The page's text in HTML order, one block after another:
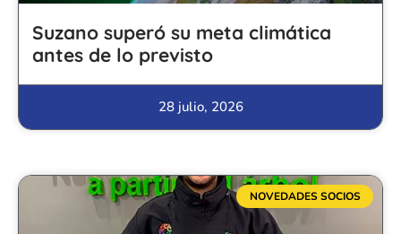
Suzano superó su meta climática
antes de lo previsto
28 julio, 2026
NOVEDADES SOCIOS